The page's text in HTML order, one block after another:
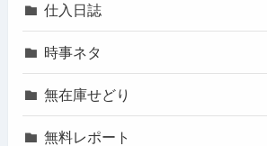
仕入日誌
時事ネタ
無在庫せどり
無料レポート